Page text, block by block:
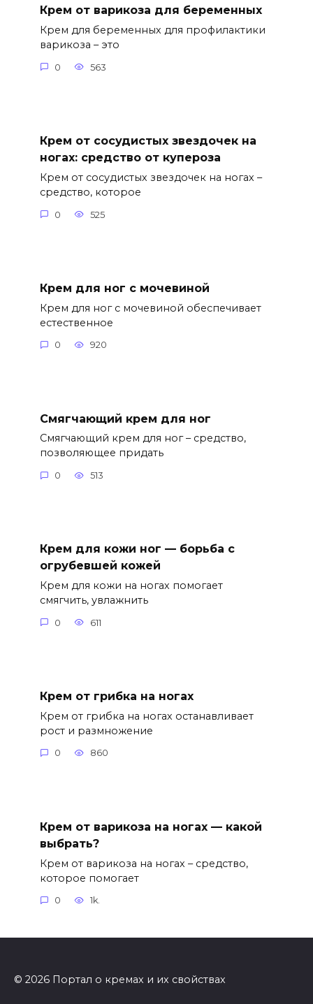
Крем от варикоза для беременных
Крем для беременных для профилактики
варикоза – это
0 563
Крем от сосудистых звездочек на
ногах: средство от купероза
Крем от сосудистых звездочек на ногах –
средство, которое
0 525
Крем для ног с мочевиной
Крем для ног с мочевиной обеспечивает
естественное
0 920
Смягчающий крем для ног
Смягчающий крем для ног – средство,
позволяющее придать
0 513
Крем для кожи ног — борьба с
огрубевшей кожей
Крем для кожи на ногах помогает
смягчить, увлажнить
0 611
Крем от грибка на ногах
Крем от грибка на ногах останавливает
рост и размножение
0 860
Крем от варикоза на ногах — какой
выбрать?
Крем от варикоза на ногах – средство,
которое помогает
0 1k.
© 2026 Портал о кремах и их свойствах